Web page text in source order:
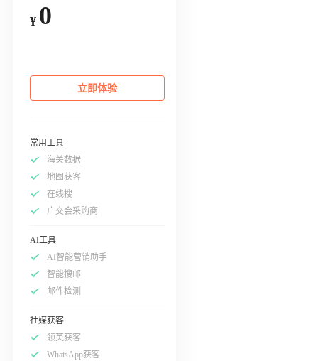
¥ 0
立即体验
常用工具
海关数据
地图获客
在线搜
广交会采购商
AI工具
AI智能营销助手
智能搜邮
邮件检测
社媒获客
领英获客
WhatsApp获客